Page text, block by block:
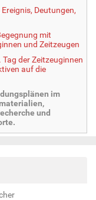
Deutungen,
mit
und Zeitzeugen
der Zeitzeuginnen
auf die
im
und